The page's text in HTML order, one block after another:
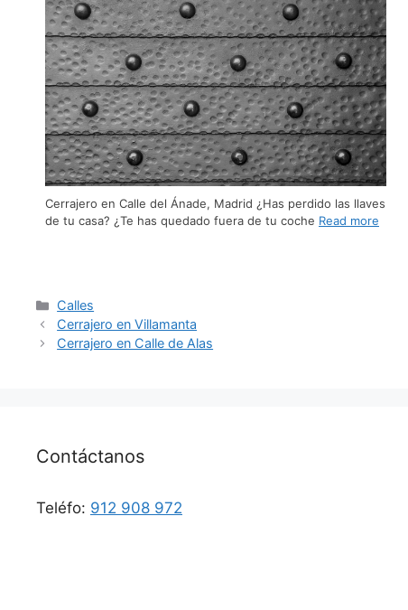
Cerrajero en Calle del Ánade, Madrid ¿Has perdido las llaves
de tu casa? ¿Te has quedado fuera de tu coche Read more
Calles
Cerrajero en Villamanta
Cerrajero en Calle de Alas
Contáctanos
Teléfo: 912 908 972